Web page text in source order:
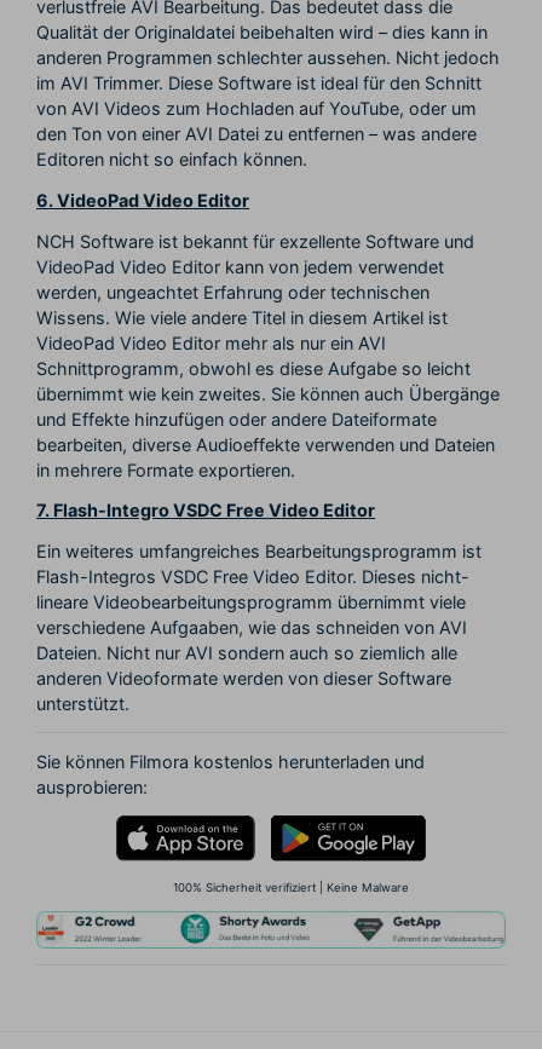
verlustfreie AVI Bearbeitung. Das bedeutet dass die
Qualität der Originaldatei beibehalten wird – dies kann in
anderen Programmen schlechter aussehen. Nicht jedoch
im AVI Trimmer. Diese Software ist ideal für den Schnitt
von AVI Videos zum Hochladen auf YouTube, oder um
den Ton von einer AVI Datei zu entfernen – was andere
Editoren nicht so einfach können.
6. VideoPad Video Editor
NCH Software ist bekannt für exzellente Software und
VideoPad Video Editor kann von jedem verwendet
werden, ungeachtet Erfahrung oder technischen
Wissens. Wie viele andere Titel in diesem Artikel ist
VideoPad Video Editor mehr als nur ein AVI
Schnittprogramm, obwohl es diese Aufgabe so leicht
übernimmt wie kein zweites. Sie können auch Übergänge
und Effekte hinzufügen oder andere Dateiformate
bearbeiten, diverse Audioeffekte verwenden und Dateien
in mehrere Formate exportieren.
7. Flash-Integro VSDC Free Video Editor
Ein weiteres umfangreiches Bearbeitungsprogramm ist
Flash-Integros VSDC Free Video Editor. Dieses nicht-
lineare Videobearbeitungsprogramm übernimmt viele
verschiedene Aufgaaben, wie das schneiden von AVI
Dateien. Nicht nur AVI sondern auch so ziemlich alle
anderen Videoformate werden von dieser Software
unterstützt.
Sie können Filmora kostenlos herunterladen und
ausprobieren:
100% Sicherheit verifiziert | Keine Malware